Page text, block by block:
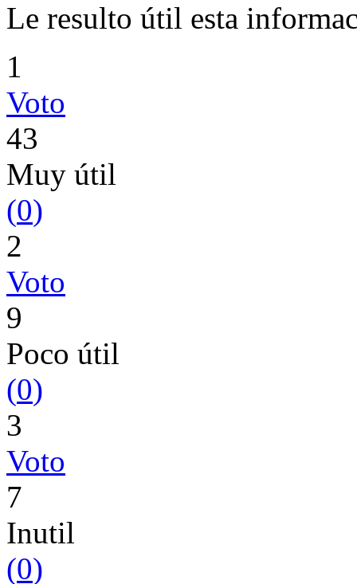
Le resulto útil esta
1
Voto
43
Muy útil
(0)
2
Voto
9
Poco útil
(0)
3
Voto
7
Inutil
(0)